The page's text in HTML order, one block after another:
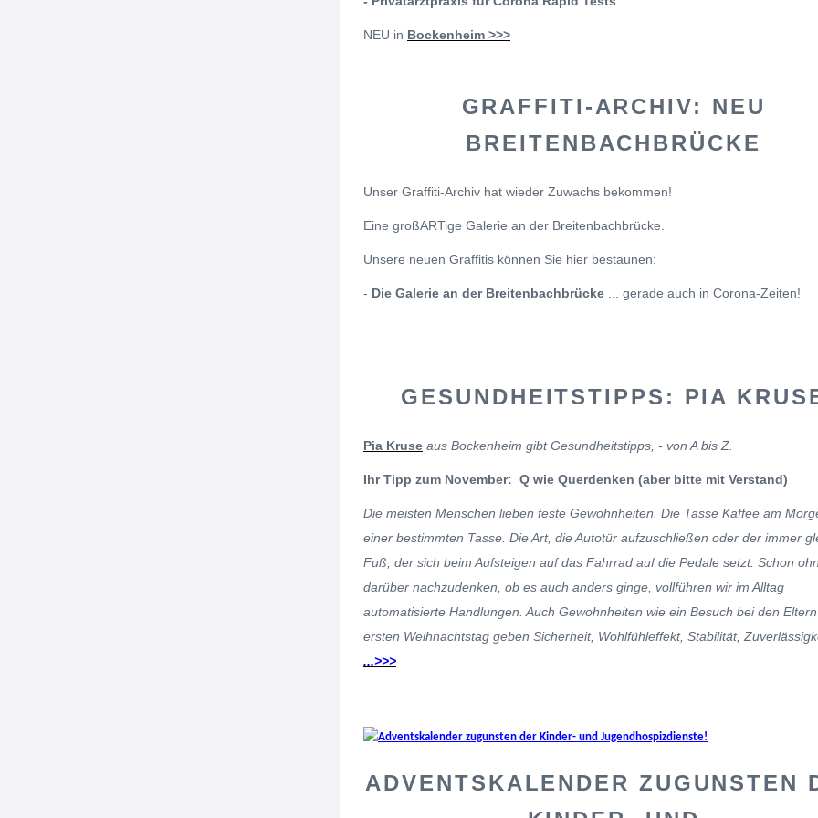
NEU in Bockenheim >>>
GRAFFITI-ARCHIV: NEU
BREITENBACHBRÜCKE
Unser Graffiti-Archiv hat wieder Zuwachs bekommen!
Eine großARTige Galerie an der Breitenbachbrücke.
Unsere neuen Graffitis können Sie hier bestaunen:
- Die Galerie an der Breitenbachbrücke ... gerade auch in Corona-Zeiten!
GESUNDHEITSTIPPS: PIA
Pia Kruse aus Bockenheim gibt Gesundheitstipps, - von A bis Z.
Ihr Tipp zum November: Q wie Querdenken (aber bitte mit Verstand)
Die meisten Menschen lieben feste Gewohnheiten. Die Tasse Kaffee am
einer bestimmten Tasse. Die Art, die Autotür aufzuschließen oder der immer
Fuß, der sich beim Aufsteigen auf das Fahrrad auf die Pedale setzt. Schon
darüber nachzudenken, ob es auch anders ginge, vollführen wir im Alltag
automatisierte Handlungen. Auch Gewohnheiten wie ein Besuch bei den
ersten Weihnachtstag geben Sicherheit, Wohlfühleffekt, Stabilität,
...>>>
ADVENTSKALENDER ZUGUNSTEN